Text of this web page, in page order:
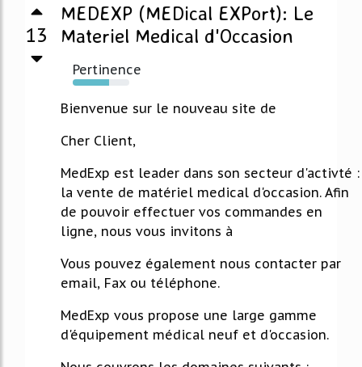
13
MEDEXP (MEDical EXPort): Le
Materiel Medical d'Occasion
Pertinence
64%
Bienvenue sur le nouveau site de
Cher Client,
MedExp est leader dans son secteur d'activté :
la vente de matériel medical d'occasion. Afin
de pouvoir effectuer vos commandes en
ligne, nous vous invitons à
Vous pouvez également nous contacter par
email, Fax ou téléphone.
MedExp vous propose une large gamme
d'équipement médical neuf et d'occasion.